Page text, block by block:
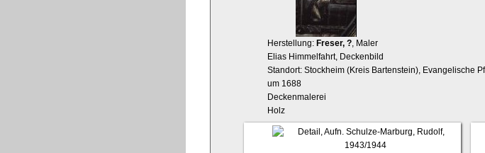
Herstellung: Freser, ?, Maler
Elias Himmelfahrt, Deckenbild
Standort: Stockheim (Kreis Bartenstein), Evangelische
um 1688
Deckenmalerei
Holz